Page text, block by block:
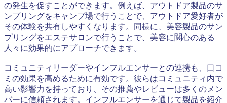
の発生を促すことができます。例えば、アウトドア製品のサ
ンプリングをキャンプ場で行うことで、アウトドア愛好者が
その体験を共有しやすくなります。同様に、美容製品のサン
プリングをエステサロンで行うことで、美容に関心のある
人々に効果的にアプローチできます。
コミュニティリーダーやインフルエンサーとの連携も、口コ
ミの効果を高めるために有効です。彼らはコミュニティ内で
高い影響力を持っており、その推薦やレビューは多くのメン
バーに信頼されます。インフルエンサーを通じて製品を紹介